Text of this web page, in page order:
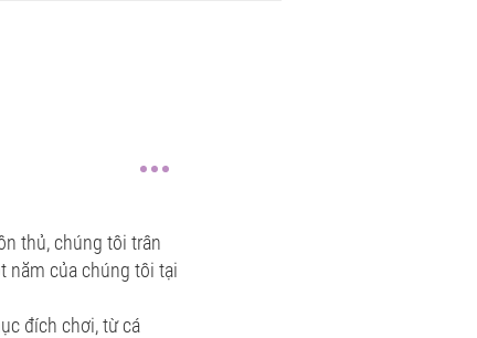
thủ, chúng tôi trân
năm của chúng tôi tại
đích chơi, từ cá